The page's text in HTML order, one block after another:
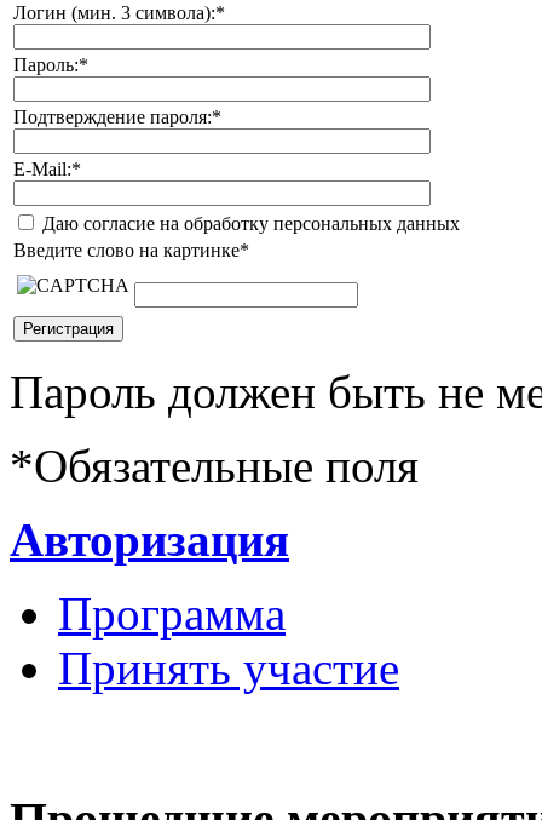
Логин (мин. 3 символа):*
Пароль:*
Подтверждение пароля:*
E-Mail:*
Даю согласие на обработку персональных данных
Введите слово на картинке*
Пароль должен быть не
*Обязательные поля
Авторизация
Программа
Принять участие